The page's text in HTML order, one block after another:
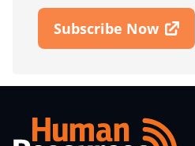
Subscribe Now
Open In New